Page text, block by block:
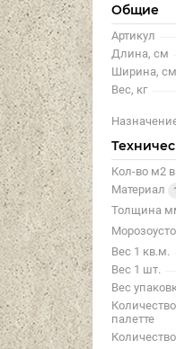
Общие
Артикул
Длина, см
Ширина, см
Вес, кг
Кол-во м2
Материал
Толщина
Вес 1 кв.м.
Вес 1 шт.
Вес
палетте